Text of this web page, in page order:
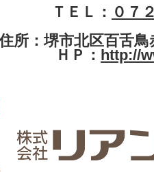
ＴＥＬ： ０７
所：堺市北区百
ＨＰ： http://